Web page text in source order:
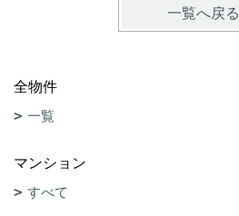
一覧へ戻る
全物件
一覧
マンション
すべて